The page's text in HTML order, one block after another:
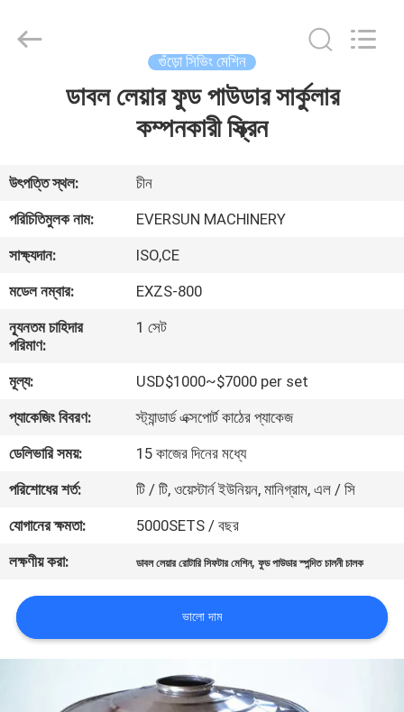
VR
প্রদর্শন
আমাদের
সম্পর্কে
কারখানা
ভ্রমণ
মান
নিয়ন্ত্রণ
যোগাযোগ
করুন
উদ্ধৃতির
গুঁড়ো সিভিং মেশিন
ডাবল লেয়ার ফুড পাউডার সার্কুলার
কম্পনকারী স্ক্রিন
উৎপত্তি স্থল:
চীন
পরিচিতিমুলক নাম:
EVERSUN MACHINERY
সাক্ষ্যদান:
ISO,CE
মডেল নম্বার:
EXZS-800
ন্যূনতম চাহিদার
পরিমাণ:
1 সেট
মূল্য:
USD$1000~$7000 per set
প্যাকেজিং বিবরণ:
স্ট্যান্ডার্ড এক্সপোর্ট কাঠের প্যাকেজ
ডেলিভারি সময়:
15 কাজের দিনের মধ্যে
পরিশোধের শর্ত:
টি / টি, ওয়েস্টার্ন ইউনিয়ন, মানিগ্রাম, এল / সি
যোগানের ক্ষমতা:
5000SETS / বছর
লক্ষণীয় করা:
ডাবল লেয়ার রোটারি সিফটার মেশিন,ফুড পাউডার স্পন্দিত চালনী চালক
ভালো দাম